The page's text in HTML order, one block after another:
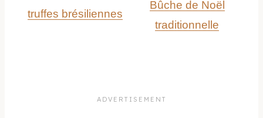
truffes brésiliennes
Bûche de Noël
traditionnelle